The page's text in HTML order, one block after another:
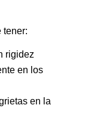
tener:
rigidez
en los
en la